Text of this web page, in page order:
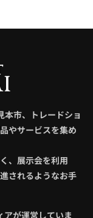
市、トレードショ
やサービスを集め
、展示会を利用
されるようなお手
が運営していま